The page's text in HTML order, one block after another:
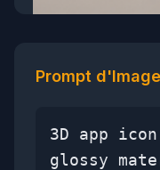
Prompt
3D app
glossy